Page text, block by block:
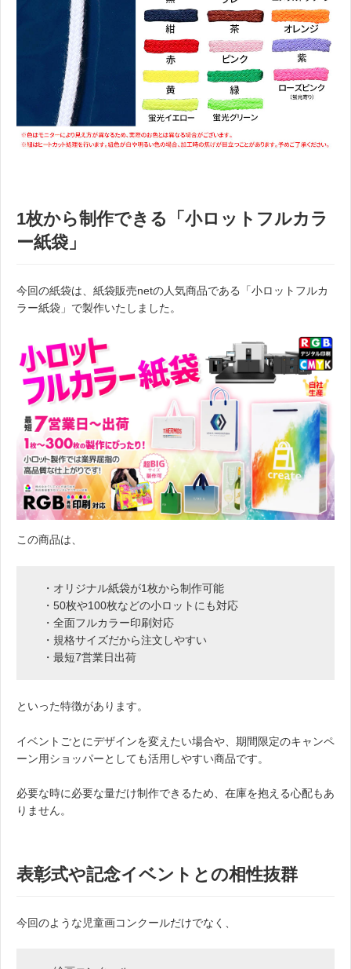
1枚から制作できる「小ロットフルカラ
ー紙袋」
今回の紙袋は、紙袋販売netの人気商品である「小ロットフルカ
ラー紙袋」で製作いたしました。
この商品は、
・オリジナル紙袋が1枚から制作可能
・50枚や100枚などの小ロットにも対応
・全面フルカラー印刷対応
・規格サイズだから注文しやすい
・最短7営業日出荷
といった特徴があります。
イベントごとにデザインを変えたい場合や、期間限定のキャンペ
ーン用ショッパーとしても活用しやすい商品です。
必要な時に必要な量だけ制作できるため、在庫を抱える心配もあ
りません。
表彰式や記念イベントとの相性抜群
今回のような児童画コンクールだけでなく、